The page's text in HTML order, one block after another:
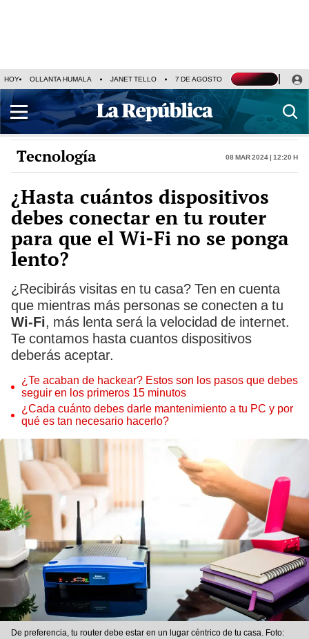
HOY OLLANTA HUMALA JANET TELLO 7 DE AGOSTO TINKA RESULTADOS
Tecnología 08 Mar 2024 | 12:20 h
¿Hasta cuántos dispositivos
debes conectar en tu router
para que el Wi-Fi no se ponga
lento?
¿Recibirás visitas en tu casa? Ten en cuenta
que mientras más personas se conecten a tu
Wi-Fi, más lenta será la velocidad de internet.
Te contamos hasta cuantos dispositivos
deberás aceptar.
¿Te acaban de hackear? Estos son los pasos que debes
seguir en los primeros 15 minutos
¿Cada cuánto debes darle mantenimiento a tu PC y por
qué es tan necesario hacerlo?
De preferencia, tu router debe estar en un lugar céntrico de tu casa. Foto: